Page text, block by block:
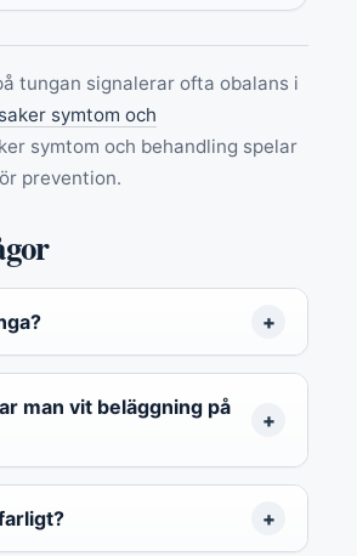
tungan signalerar ofta obalans i
symtom och
symtom och behandling spelar
prevention.
man vit beläggning på